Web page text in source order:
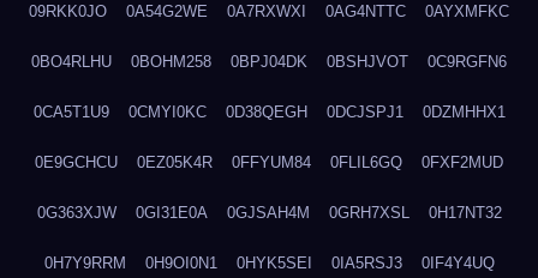
09RKK0JO 0A54G2WE 0A7RXWXI 0AG4NTTC 0AYXMFKC
0BO4RLHU 0BOHM258 0BPJ04DK 0BSHJVOT 0C9RGFN6
0CA5T1U9 0CMYI0KC 0D38QEGH 0DCJSPJ1 0DZMHHX1
0E9GCHCU 0EZ05K4R 0FFYUM84 0FLIL6GQ 0FXF2MUD
0G363XJW 0GI31E0A 0GJSAH4M 0GRH7XSL 0H17NT32
0H7Y9RRM 0H9OI0N1 0HYK5SEI 0IA5RSJ3 0IF4Y4UQ